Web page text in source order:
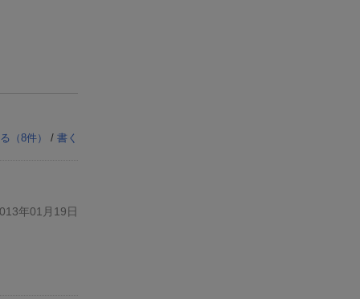
（8件） / 書く
年01月19日